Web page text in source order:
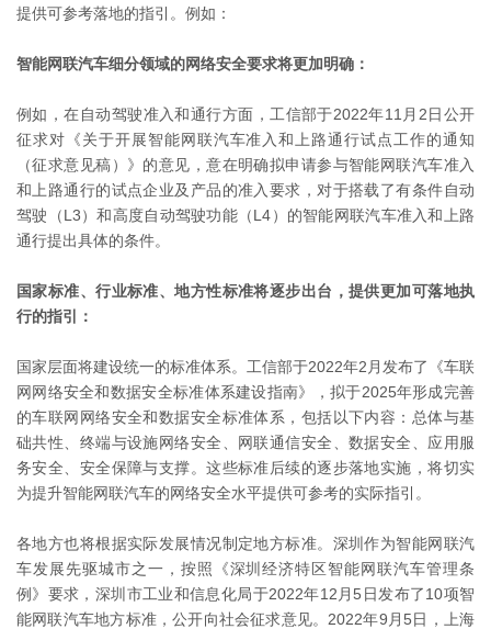
提供可参考落地的指引。例如：
智能网联汽车细分领域的网络安全要求将更加明确：
例如，在自动驾驶准入和通行方面，工信部于2022年11月2日公开
征求对《关于开展智能网联汽车准入和上路通行试点工作的通知
（征求意见稿）》的意见，意在明确拟申请参与智能网联汽车准入
和上路通行的试点企业及产品的准入要求，对于搭载了有条件自动
驾驶（L3）和高度自动驾驶功能（L4）的智能网联汽车准入和上路
通行提出具体的条件。
国家标准、行业标准、地方性标准将逐步出台，提供更加可落地执
行的指引：
国家层面将建设统一的标准体系。工信部于2022年2月发布了《车联
网网络安全和数据安全标准体系建设指南》，拟于2025年形成完善
的车联网网络安全和数据安全标准体系，包括以下内容：总体与基
础共性、终端与设施网络安全、网联通信安全、数据安全、应用服
务安全、安全保障与支撑。这些标准后续的逐步落地实施，将切实
为提升智能网联汽车的网络安全水平提供可参考的实际指引。
各地方也将根据实际发展情况制定地方标准。深圳作为智能网联汽
车发展先驱城市之一，按照《深圳经济特区智能网联汽车管理条
例》要求，深圳市工业和信息化局于2022年12月5日发布了10项智
能网联汽车地方标准，公开向社会征求意见。2022年9月5日，上海